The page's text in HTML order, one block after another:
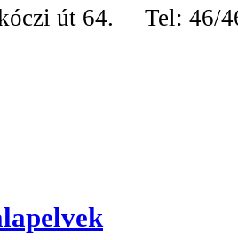
út 64. Tel: 46/